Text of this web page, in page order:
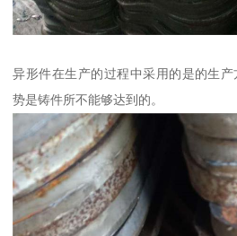
异形件在生产的过程中采用的是的生
势是铸件所不能够达到的。